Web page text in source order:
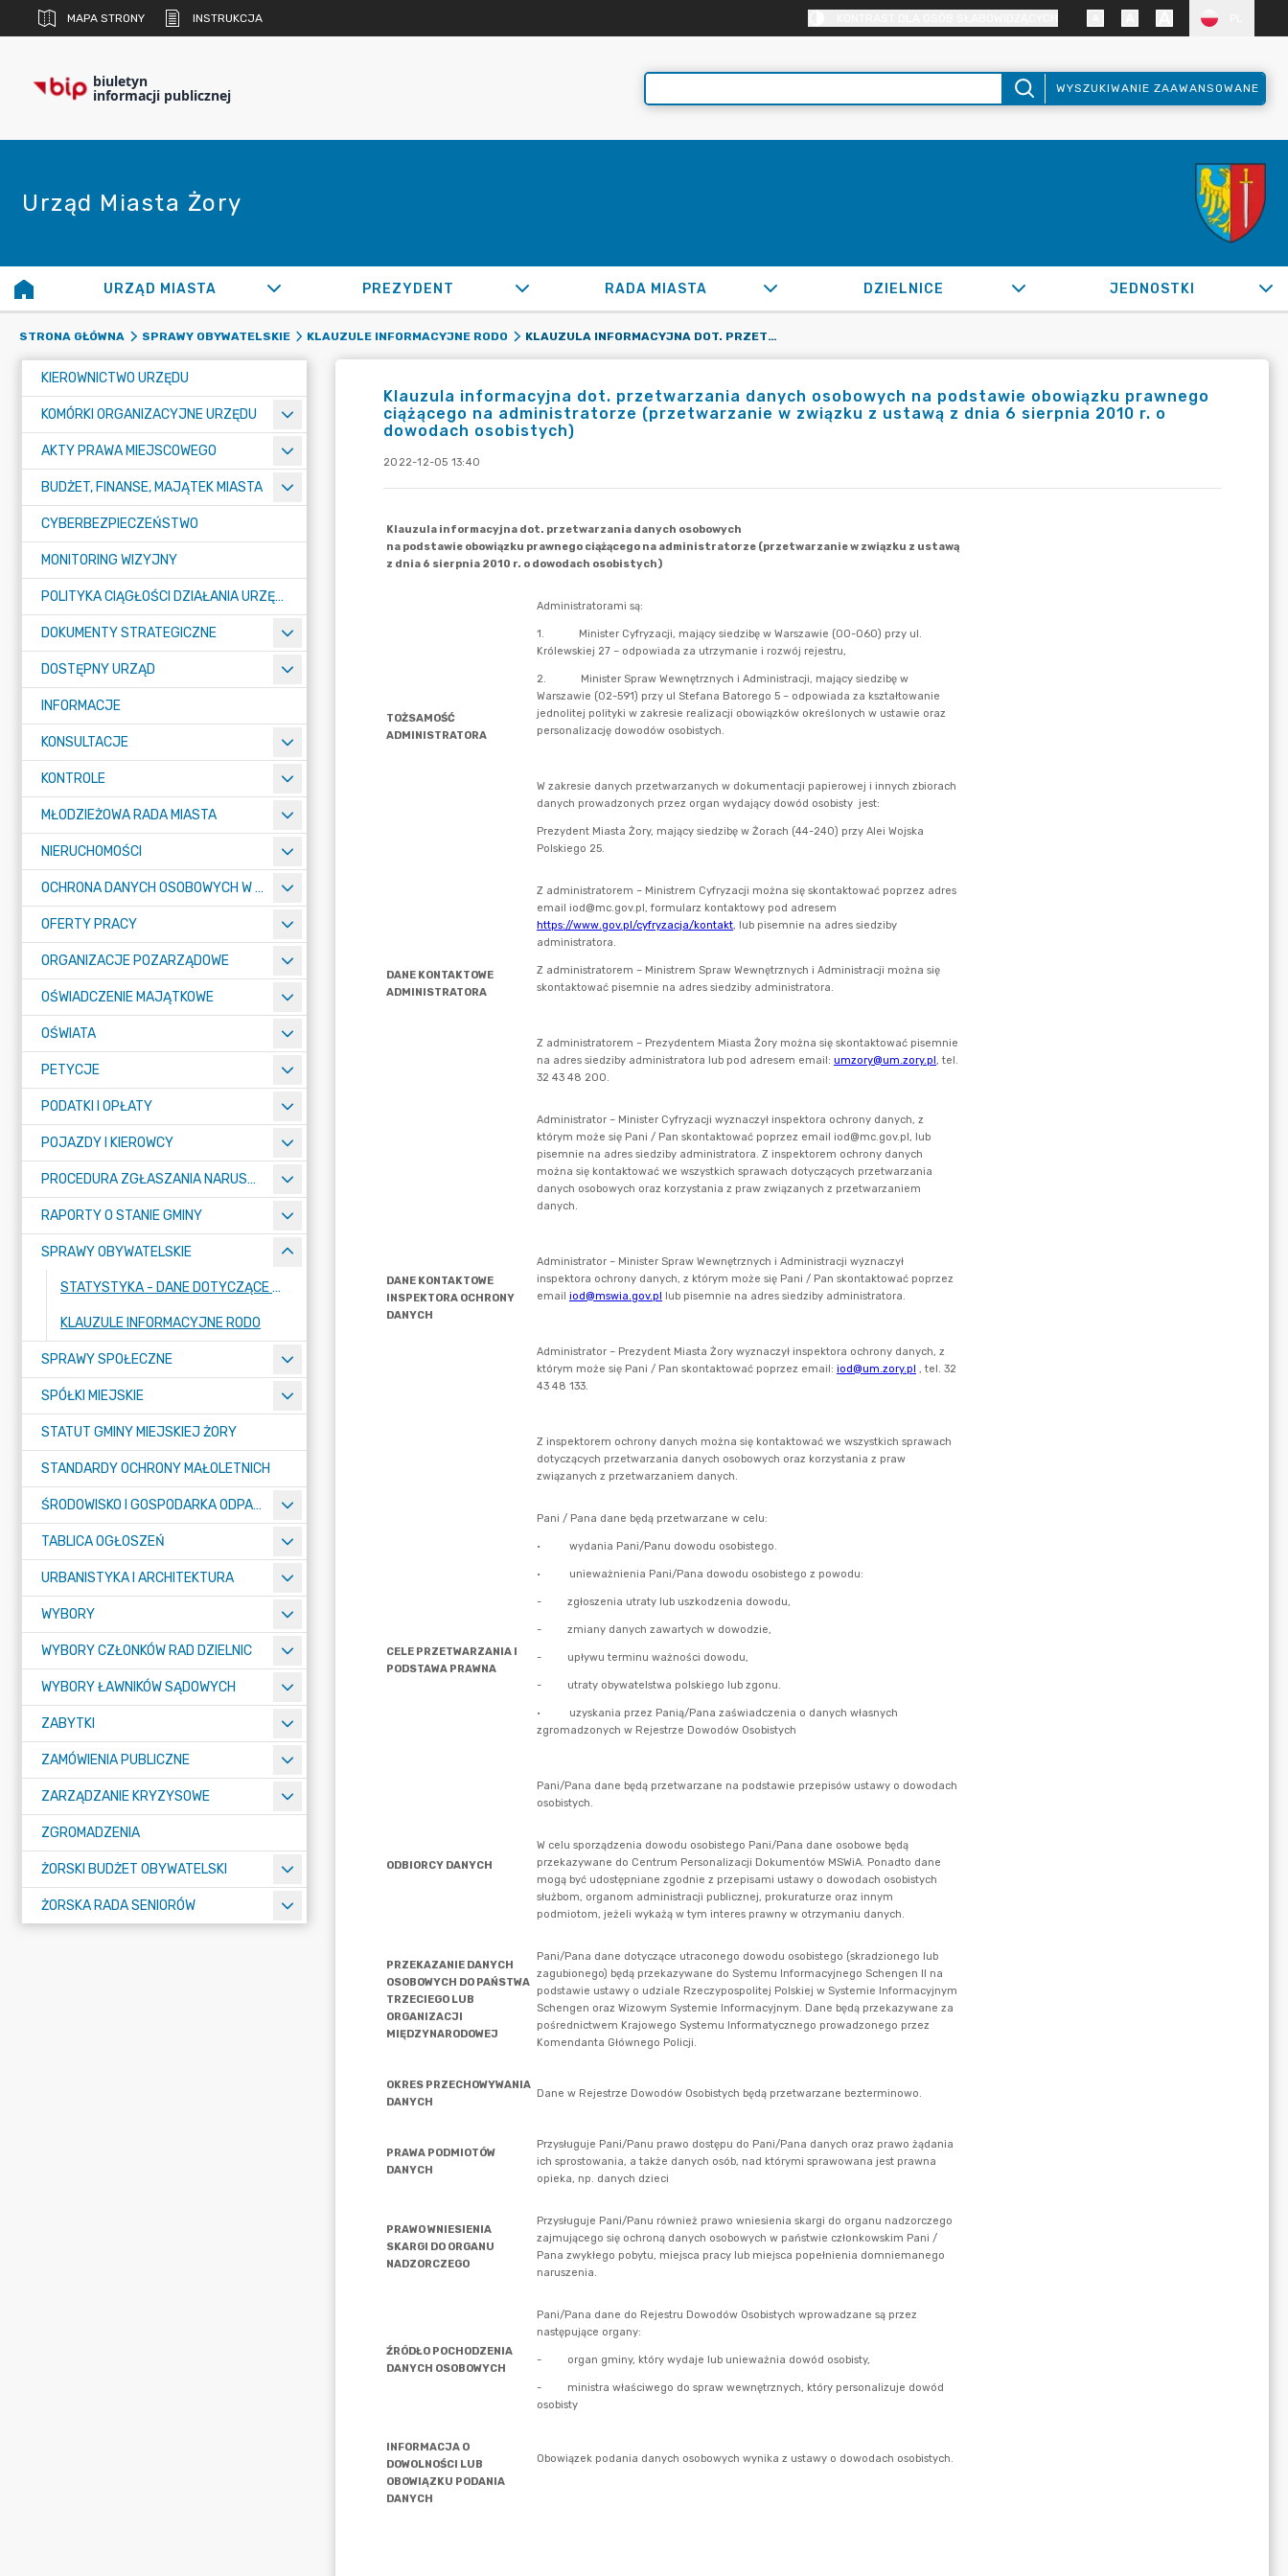
MAPA STRONY INSTRUKCJA
biuletyn
informacji publicznej WYSZUKIWANIE ZAAWANSOWANE
Urząd Miasta Żory
URZĄD MIASTA PREZYDENT RADA MIASTA DZIELNICE JEDNOSTKI
STRONA GŁÓWNA SPRAWY OBYWATELSKIE KLAUZULE INFORMACYJNE RODO KLAUZULA INFORMACYJNA DOT. PRZETWARZANIA DANYCH OSOBOWYCH NA PODSTAWIE OBOWIĄZKU PRAWNEGO CIĄŻĄCEGO NA ADMINISTRATORZE (PRZETWARZANIE W ZWIĄZKU Z USTAWĄ Z DNIA 6 SIERPNIA 2010 R. O DOWODACH OSOBISTYCH)
KIEROWNICTWO URZĘDU
KOMÓRKI ORGANIZACYJNE URZĘDU
AKTY PRAWA MIEJSCOWEGO
BUDŻET, FINANSE, MAJĄTEK MIASTA
CYBERBEZPIECZEŃSTWO
MONITORING WIZYJNY
POLITYKA CIĄGŁOŚCI DZIAŁANIA URZĘDU MIASTA ŻORY
DOKUMENTY STRATEGICZNE
DOSTĘPNY URZĄD
INFORMACJE
KONSULTACJE
KONTROLE
MŁODZIEŻOWA RADA MIASTA
NIERUCHOMOŚCI
OCHRONA DANYCH OSOBOWYCH W URZĘDZIE MIASTA ŻORY - RODO
OFERTY PRACY
ORGANIZACJE POZARZĄDOWE
OŚWIADCZENIE MAJĄTKOWE
OŚWIATA
PETYCJE
PODATKI I OPŁATY
POJAZDY I KIEROWCY
PROCEDURA ZGŁASZANIA NARUSZEŃ PRAWA
RAPORTY O STANIE GMINY
SPRAWY OBYWATELSKIE
STATYSTYKA - DANE DOTYCZĄCE EWIDENCJI LUDNOŚCI
KLAUZULE INFORMACYJNE RODO
SPRAWY SPOŁECZNE
SPÓŁKI MIEJSKIE
STATUT GMINY MIEJSKIEJ ŻORY
STANDARDY OCHRONY MAŁOLETNICH
ŚRODOWISKO I GOSPODARKA ODPADAMI
TABLICA OGŁOSZEŃ
URBANISTYKA I ARCHITEKTURA
WYBORY
WYBORY CZŁONKÓW RAD DZIELNIC
WYBORY ŁAWNIKÓW SĄDOWYCH
ZABYTKI
ZAMÓWIENIA PUBLICZNE
ZARZĄDZANIE KRYZYSOWE
ZGROMADZENIA
ŻORSKI BUDŻET OBYWATELSKI
ŻORSKA RADA SENIORÓW
Klauzula informacyjna dot. przetwarzania danych osobowych na podstawie obowiązku prawnego
ciążącego na administratorze (przetwarzanie w związku z ustawą z dnia 6 sierpnia 2010 r. o
dowodach osobistych)
2022-12-05 13:40